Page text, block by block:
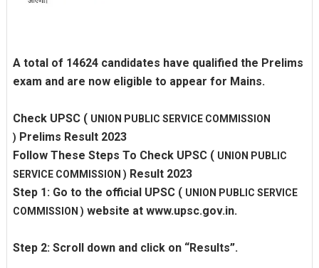
A total of 14624 candidates have qualified the Prelims
exam and are now eligible to appear for Mains.
Check UPSC ( UNION PUBLIC SERVICE COMMISSION
) Prelims Result 2023
Follow These Steps To Check UPSC ( UNION PUBLIC
SERVICE COMMISSION ) Result 2023
Step 1: Go to the official UPSC ( UNION PUBLIC SERVICE
COMMISSION ) website at www.upsc.gov.in.
Step 2: Scroll down and click on “Results”.